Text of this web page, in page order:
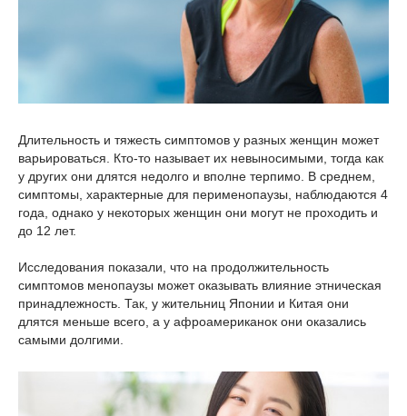
Длительность и тяжесть симптомов у разных женщин может
варьироваться. Кто-то называет их невыносимыми, тогда как
у других они длятся недолго и вполне терпимо. В среднем,
симптомы, характерные для перименопаузы, наблюдаются 4
года, однако у некоторых женщин они могут не проходить и
до 12 лет.
Исследования показали, что на продолжительность
симптомов менопаузы может оказывать влияние этническая
принадлежность. Так, у жительниц Японии и Китая они
длятся меньше всего, а у афроамериканок они оказались
самыми долгими.